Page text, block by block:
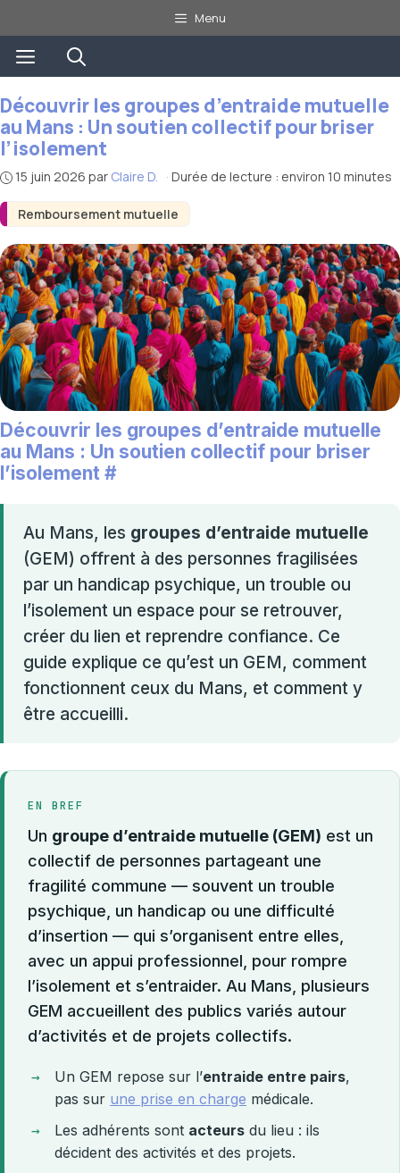
au
contenu
Menu
Menu
Remboursement mutuelle
Découvrir les groupes d’entraide mutuelle
au Mans : Un soutien collectif pour briser
l’isolement
15 juin 2026 par Claire D. · Durée de lecture : environ 10 minutes
Découvrir les groupes d’entraide mutuelle
au Mans : Un soutien collectif pour briser
l’isolement #
Au Mans, les groupes d’entraide mutuelle
(GEM) offrent à des personnes fragilisées
par un handicap psychique, un trouble ou
l’isolement un espace pour se retrouver,
créer du lien et reprendre confiance. Ce
guide explique ce qu’est un GEM, comment
fonctionnent ceux du Mans, et comment y
être accueilli.
EN BREF
Un groupe d’entraide mutuelle (GEM) est un
collectif de personnes partageant une
fragilité commune — souvent un trouble
psychique, un handicap ou une difficulté
d’insertion — qui s’organisent entre elles,
avec un appui professionnel, pour rompre
l’isolement et s’entraider. Au Mans, plusieurs
GEM accueillent des publics variés autour
d’activités et de projets collectifs.
Un GEM repose sur l’entraide entre pairs,
pas sur une prise en charge médicale.
Les adhérents sont acteurs du lieu : ils
décident des activités et des projets.